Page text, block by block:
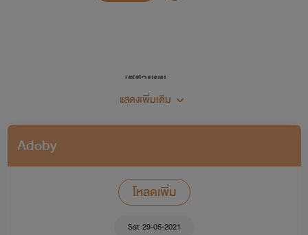
เซฮายยย...
ยินดีต้อนรับเข้าสู่โลกเขย่าขวัญ (เขย่าทำไม 555)
🖋🍀แต่งนิยายครั้งแรก 28 พฤศจิกายน 2562🍀
แสดงเพิ่มเติม
Adoby
โหลดเพิ่ม
Sat 29-05-2021